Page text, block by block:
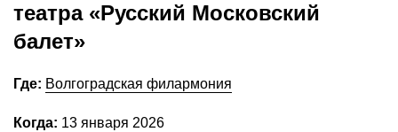
театра «Русский Московский
балет»
Где: Волгоградская филармония
Когда: 13 января 2026